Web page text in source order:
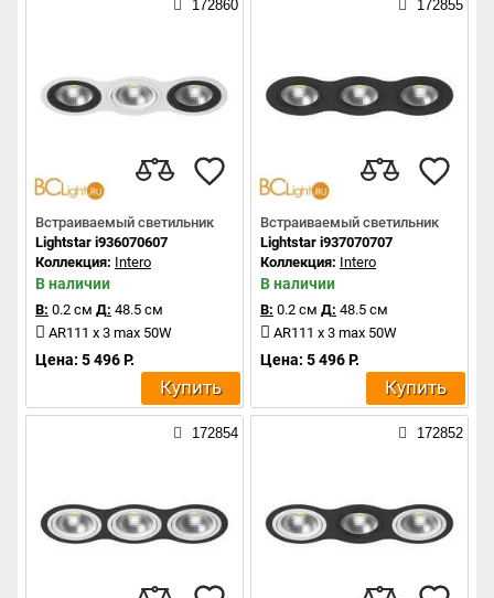
172860
Встраиваемый светильник
Lightstar i936070607
Коллекция: Intero
В наличии
В: 0.2 см Д: 48.5 см
AR111 x 3 max 50W
Цена: 5 496 Р.
Купить
172855
Встраиваемый светильник
Lightstar i937070707
Коллекция: Intero
В наличии
В: 0.2 см Д: 48.5 см
AR111 x 3 max 50W
Цена: 5 496 Р.
Купить
172854 172852